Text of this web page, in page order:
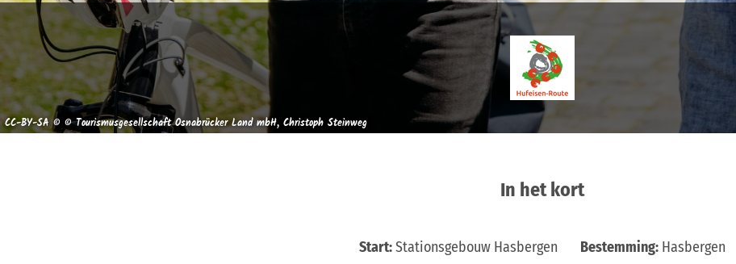
CC-BY-SA © © Tourismusgesellschaft Osnabrücker Land mbH, Christoph Steinweg
In het kort
Start:Stationsgebouw Hasbergen Bestemming: Hasbergen